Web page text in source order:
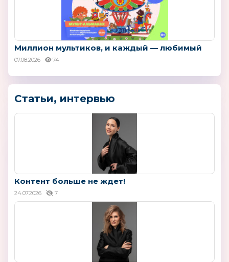
Миллион мультиков, и каждый — любимый
07.08.2026 74
Статьи, интервью
Контент больше не ждет!
24.07.2026 7